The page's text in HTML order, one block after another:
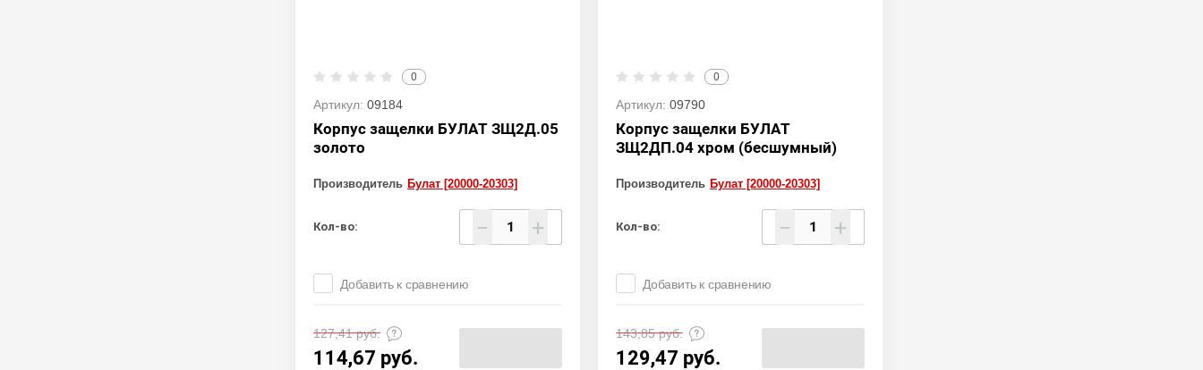
0
Артикул: 09184
Корпус защелки БУЛАТ ЗЩ2Д.05
золото
Производитель Булат [20000-20303]
Кол-во: − +
Добавить к сравнению
127,41руб.
114,67 руб.
0
Артикул: 09790
Корпус защелки БУЛАТ
ЗЩ2ДП.04 хром (бесшумный)
Производитель Булат [20000-20303]
Кол-во: − +
Добавить к сравнению
143,85руб.
129,47 руб.